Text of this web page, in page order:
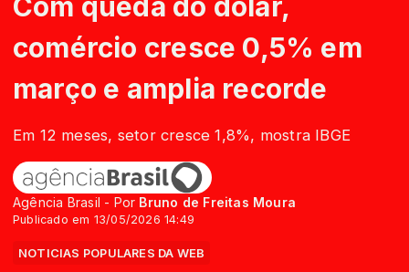
Com queda do dólar,
comércio cresce 0,5% em
março e amplia recorde
Em 12 meses, setor cresce 1,8%, mostra IBGE
Agência Brasil - Por Bruno de Freitas Moura
Publicado em 13/05/2026 14:49
NOTICIAS POPULARES DA WEB